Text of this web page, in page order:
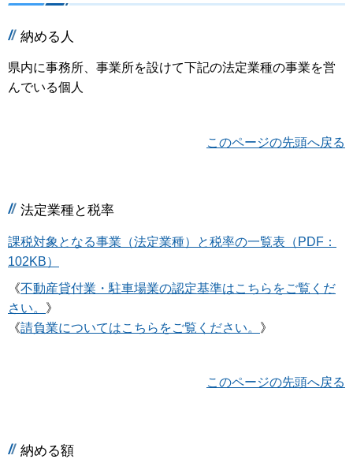
納める人
県内に事務所、事業所を設けて下記の法定業種の事業を営
んでいる個人
このページの先頭へ戻る
法定業種と税率
課税対象となる事業（法定業種）と税率の一覧表（PDF：
102KB）
《不動産貸付業・駐車場業の認定基準はこちらをご覧くだ
さい。 》
《請負業についてはこちらをご覧ください。 》
このページの先頭へ戻る
納める額